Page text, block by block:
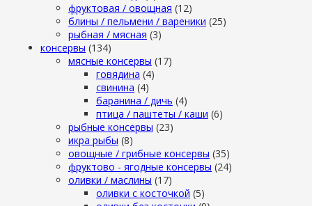
фруктовая / овощная (12)
блины / пельмени / вареники (25)
рыбная / мясная (3)
консервы (134)
мясные консервы (17)
говядина (4)
свинина (4)
баранина / дичь (4)
птица / паштеты / каши (6)
рыбные консервы (23)
икра рыбы (8)
овощные / грибные консервы (35)
фруктово - ягодные консервы (24)
оливки / маслины (17)
оливки с косточкой (5)